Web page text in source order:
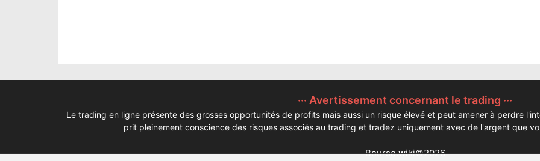
··· Avertissement concernant le trading ···
Le trading en ligne présente des grosses opportunités de profits mais aussi un risque élevé et peut amener à perdre
prit pleinement conscience des risques associés au trading et tradez uniquement avec de l'argent que
Bourse.wiki©2026